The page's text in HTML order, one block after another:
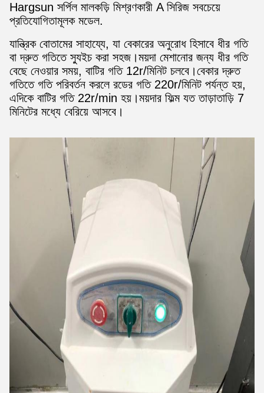
Hargsun সর্পিল মালকড়ি মিশ্রণকারী A সিরিজ সবচেয়ে
প্রতিযোগিতামূলক মডেল.
যান্ত্রিক বোতামের সাহায্যে, যা বেকারের অনুরোধ হিসাবে ধীর গতি
বা দ্রুত গতিতে স্যুইচ করা সহজ।ময়দা মেশানোর জন্য ধীর গতি
বেছে নেওয়ার সময়, বাটির গতি 12r/মিনিট চলবে।বেকার দ্রুত
গতিতে গতি পরিবর্তন করলে রডের গতি 220r/মিনিট পর্যন্ত হয়,
এদিকে বাটির গতি 22r/min হয়।ময়দার ফিল্ম যত তাড়াতাড়ি 7
মিনিটের মধ্যে বেরিয়ে আসবে।